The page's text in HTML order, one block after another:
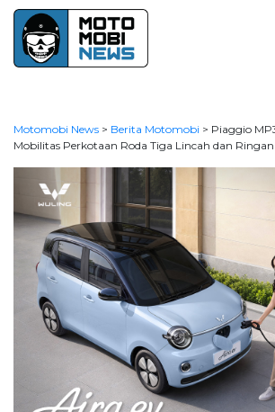
Motomobi News > Berita Motomobi > Piaggio
Mobilitas Perkotaan Roda Tiga Lincah dan Ringan